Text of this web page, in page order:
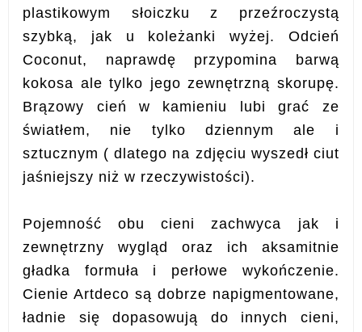
plastikowym słoiczku z przeźroczystą
szybką, jak u koleżanki wyżej. Odcień
Coconut, naprawdę przypomina barwą
kokosa ale tylko jego zewnętrzną skorupę.
Brązowy cień w kamieniu lubi grać ze
światłem, nie tylko dziennym ale i
sztucznym ( dlatego na zdjęciu wyszedł ciut
jaśniejszy niż w rzeczywistości).
Pojemność obu cieni zachwyca jak i
zewnętrzny wygląd oraz ich aksamitnie
gładka formuła i perłowe wykończenie.
Cienie Artdeco są dobrze napigmentowane,
ładnie się dopasowują do innych cieni,